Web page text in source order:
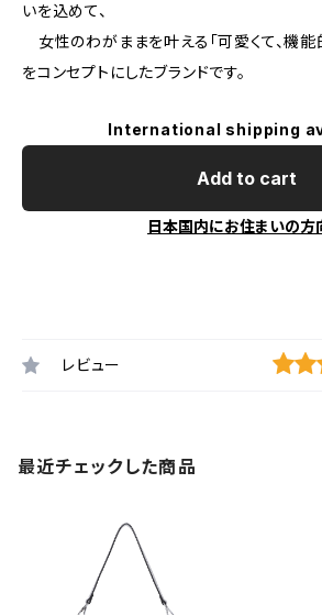
いを込めて、
女性のわがままを叶える「可愛くて、機能
をコンセプトにしたブランドです。
International shipping
Add to cart
日本国内にお住まいの方
レビュー
最近チェックした商品